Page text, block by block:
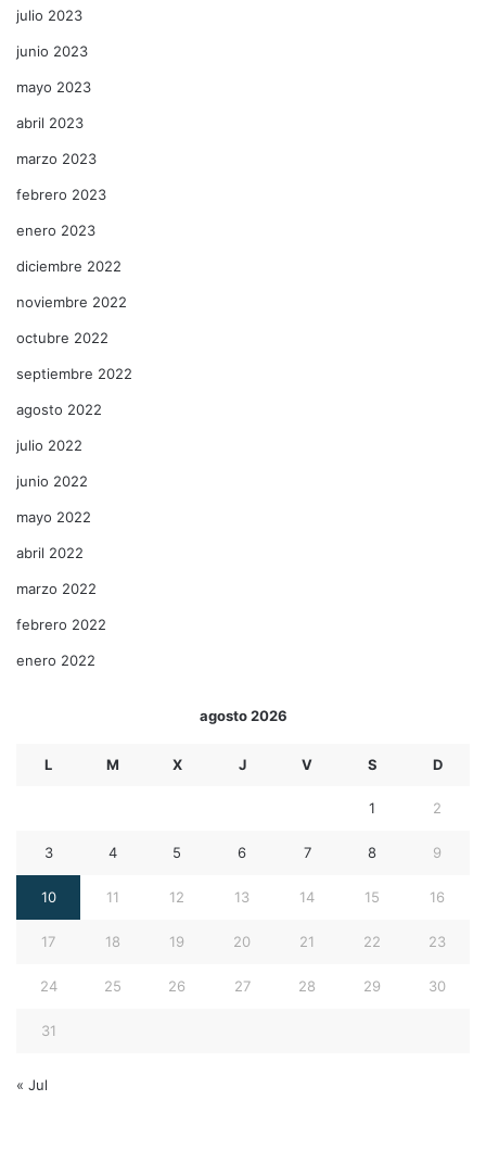
julio 2023
junio 2023
mayo 2023
abril 2023
marzo 2023
febrero 2023
enero 2023
diciembre 2022
noviembre 2022
octubre 2022
septiembre 2022
agosto 2022
julio 2022
junio 2022
mayo 2022
abril 2022
marzo 2022
febrero 2022
enero 2022
agosto 2026
L M X J V S D
1 2
3 4 5 6 7 8 9
10 11 12 13 14 15 16
17 18 19 20 21 22 23
24 25 26 27 28 29 30
31
« Jul